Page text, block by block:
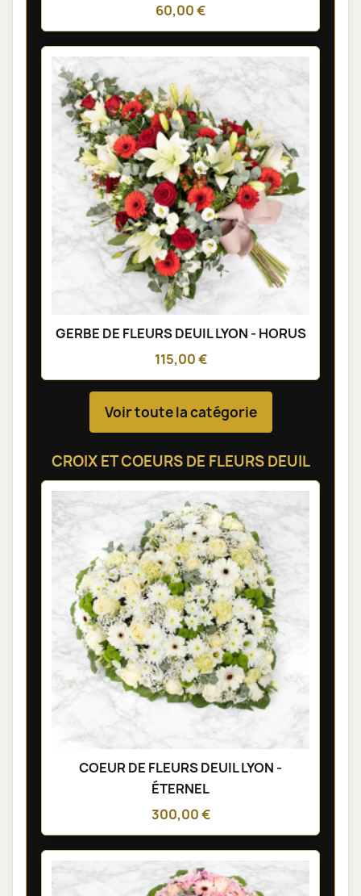
60,00 €
GERBE DE FLEURS DEUIL LYON - HORUS
115,00 €
Voir toute la catégorie
CROIX ET COEURS DE FLEURS DEUIL
COEUR DE FLEURS DEUIL LYON -
ÉTERNEL
300,00 €